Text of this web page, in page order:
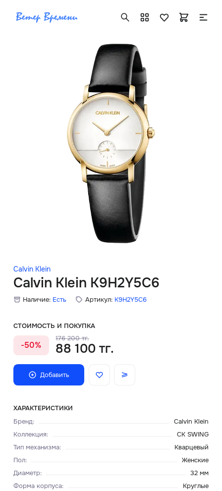
Calvin Klein
Calvin Klein K9H2Y5C6
Наличие: Есть Артикул: K9H2Y5C6
СТОИМОСТЬ И ПОКУПКА
-50%
176 200 тг.
88 100 тг.
Добавить
ХАРАКТЕРИСТИКИ
Бренд:
Calvin Klein
Коллекция:
CK SWING
Тип механизма:
Кварцевый
Пол:
Женские
Диаметр:
32 мм
Форма корпуса:
Круглые
+7 ( 705 ) 181-42-50
info@vetervremeni.kz
Авторизация
Каталог
Мужские часы
Женские часы
Скидки
Главная
О нас
Доставка и оплата
Блог